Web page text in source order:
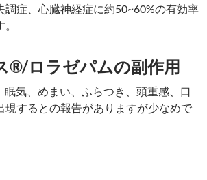
調症、心臓神経症に約50~60%の有効率
®/ロラゼパムの副作用
眠気、めまい、ふらつき、頭重感、口
現するとの報告がありますが少なめで